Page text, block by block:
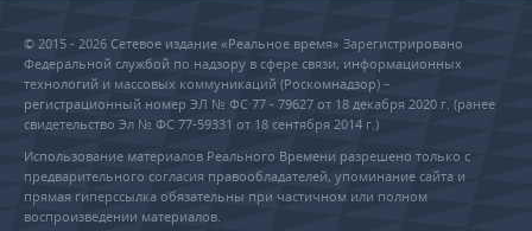
© 2015 - 2026 Сетевое издание «Реальное время» Зарегистрировано
Федеральной службой по надзору в сфере связи, информационных
технологий и массовых коммуникаций (Роскомнадзор) –
регистрационный номер ЭЛ № ФС 77 - 79627 от 18 декабря 2020 г. (ранее
свидетельство Эл № ФС 77-59331 от 18 сентября 2014 г.)
Использование материалов Реального Времени разрешено только с
предварительного согласия правообладателей, упоминание сайта и
прямая гиперссылка обязательны при частичном или полном
воспроизведении материалов.